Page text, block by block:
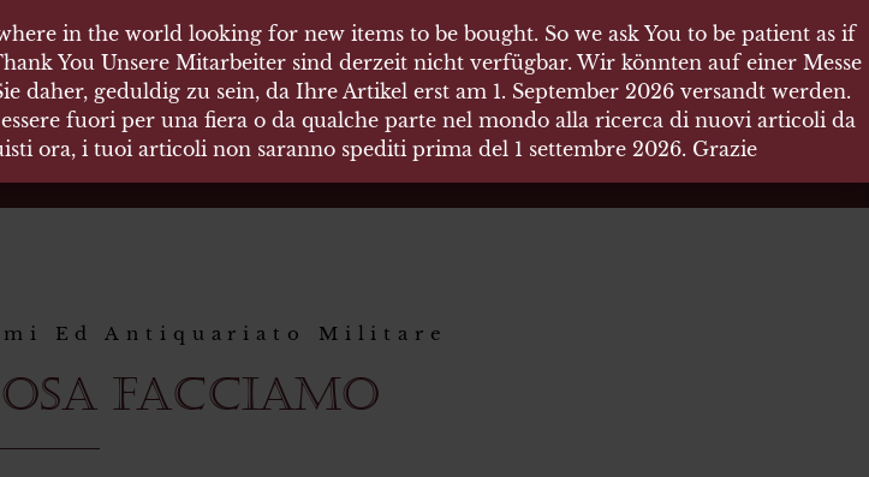
Vermittlung
Ed Antiquariato Militare
FACCIAMO
in the world looking for new items to be bought. So we ask You to be patient as if
You Unsere Mitarbeiter sind derzeit nicht verfügbar. Wir könnten auf einer Messe
geduldig zu sein, da Ihre Artikel erst am 1. September 2026 versandt werden.
fuori per una fiera o da qualche parte nel mondo alla ricerca di nuovi articoli da
ora, i tuoi articoli non saranno spediti prima del 1 settembre 2026. Grazie